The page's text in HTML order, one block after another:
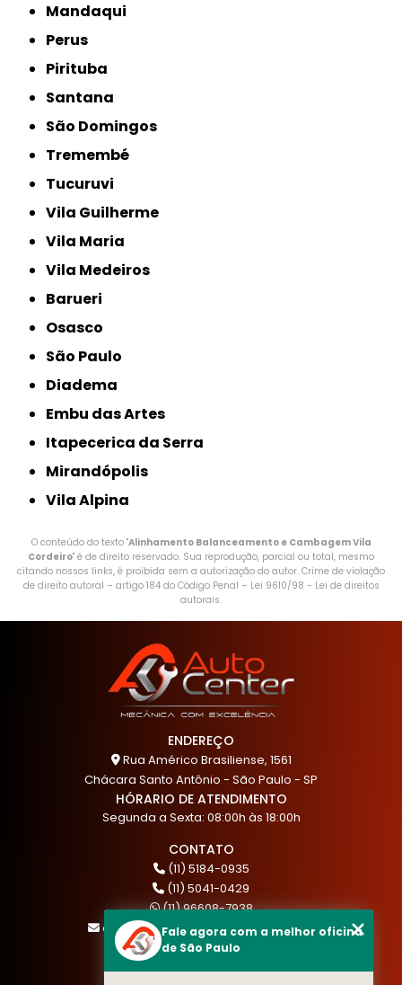
Mandaqui
Perus
Pirituba
Santana
São Domingos
Tremembé
Tucuruvi
Vila Guilherme
Vila Maria
Vila Medeiros
Barueri
Osasco
São Paulo
Diadema
Embu das Artes
Itapecerica da Serra
Mirandópolis
Vila Alpina
O conteúdo do texto "Alinhamento Balanceamento e Cambagem Vila
Cordeiro" é de direito reservado. Sua reprodução, parcial ou total, mesmo
citando nossos links, é proibida sem a autorização do autor. Crime de violação
de direito autoral – artigo 184 do Código Penal – Lei 9610/98 - Lei de direitos
autorais.
ENDEREÇO
Rua Américo Brasiliense, 1561
Chácara Santo Antônio - São Paulo - SP
HÓRARIO DE ATENDIMENTO
Segunda a Sexta: 08:00h às 18:00h
CONTATO
(11) 5184-0935
(11) 5041-0429
(11) 96608-7938
atendimento@akautocenter.com.br
Fale agora com a melhor oficina
de São Paulo